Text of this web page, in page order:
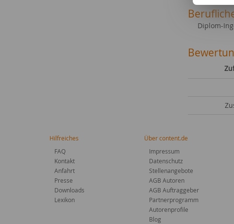
Diplom-
Hilfreiches
FAQ
Kontakt
Anfahrt
Presse
Downloads
Lexikon
Über content.de
Impressum
Datenschutz
Stellenangebote
AGB Autoren
AGB Auftraggeber
Partnerprogramm
Autorenprofile
Blog